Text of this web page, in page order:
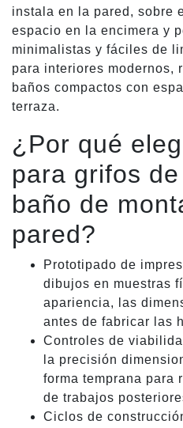
instala en la pared, sobre
espacio en la encimera y
minimalistas y fáciles de
para interiores modernos,
baños compactos con
terraza.
¿Por qué
para grifos
baño de
pared?
Prototipado de
dibujos en muestras
apariencia, las
antes de fabricar las
Controles de
la precisión
forma temprana para
de trabajos
Ciclos de